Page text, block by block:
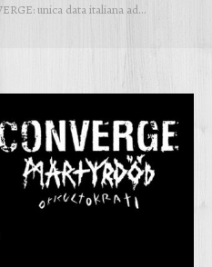
unica data italiana ad…